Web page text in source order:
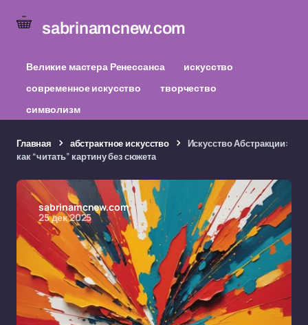
sabrinamcnew.com
Великие мастера Ренессанса
искусство
современное искусство
творчество
символизм
Главная абстрактное искусство
Искусство Абстракции:
как “читать” картину без сюжета
sabrinamcnew.com
25 дек 2025